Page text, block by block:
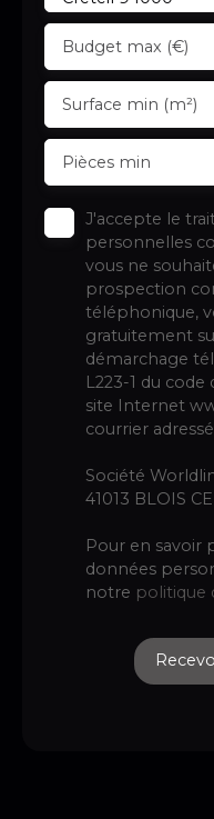
Budget max (€)
Surface min (m²)
Pièces min
J'accepte le
personnelles
vous ne
prospection
téléphonique,
gratuitement
démarchage
L223-1 du
site Internet
courrier adressé
Société
41013 BLOIS
Pour en savoir
données
notre politique